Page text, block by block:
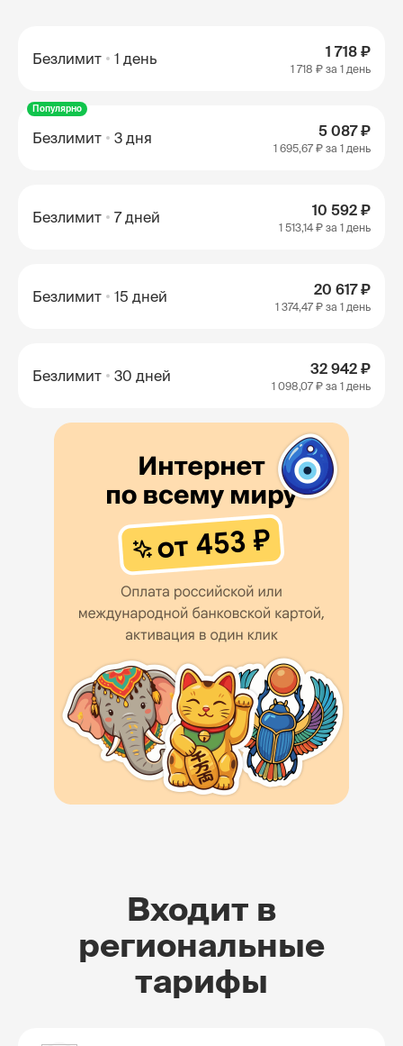
Безлимит 1 день 1 718 ₽
1 718 ₽ за 1 день
Популярно
Безлимит 3 дня 5 087 ₽
1 695,67 ₽ за 1 день
Безлимит 7 дней 10 592 ₽
1 513,14 ₽ за 1 день
Безлимит 15 дней 20 617 ₽
1 374,47 ₽ за 1 день
Безлимит 30 дней 32 942 ₽
1 098,07 ₽ за 1 день
Входит в
региональные
тарифы